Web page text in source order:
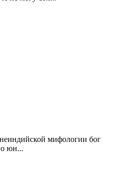
мифологии бог
юн...